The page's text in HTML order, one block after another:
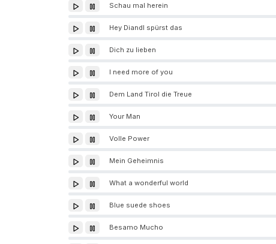
Schau mal herein
Hey Diandl spürst das
Dich zu lieben
I need more of you
Dem Land Tirol die Treue
Your Man
Volle Power
Mein Geheimnis
What a wonderful world
Blue suede shoes
Besamo Mucho